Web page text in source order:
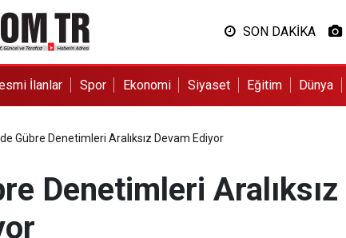
SON DAKİKA
İlanlar Spor Ekonomi Siyaset Eğitim Dünya
Gübre Denetimleri Aralıksız Devam Ediyor
Denetimleri Aralıksız